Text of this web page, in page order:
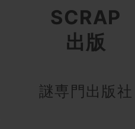
SCRAP
出版
謎専門出版社